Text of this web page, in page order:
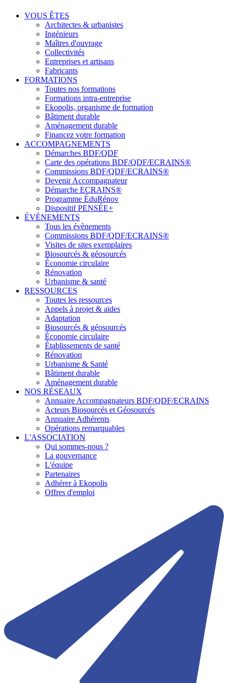
VOUS ÊTES
Architectes & urbanistes
Ingénieurs
Maîtres d'ouvrage
Collectivités
Entreprises et artisans
Fabricants
FORMATIONS
Toutes nos formations
Formations intra-entreprise
Ekopolis, organisme de formation
Bâtiment durable
Aménagement durable
Financez votre formation
ACCOMPAGNEMENTS
Démarches BDF/QDF
Carte des opérations BDF/QDF/ECRAINS®
Commissions BDF/QDF/ECRAINS®
Devenir Accompagnateur
Démarche ECRAINS®
Programme ÉduRénov
Dispositif PENSÉE+
ÉVÉNEMENTS
Tous les évènements
Commissions BDF/QDF/ECRAINS®
Visites de sites exemplaires
Biosourcés & géosourcés
Économie circulaire
Rénovation
Urbanisme & santé
RESSOURCES
Toutes les ressources
Appels à projet & aides
Adaptation
Biosourcés & géosourcés
Économie circulaire
Établissements de santé
Rénovation
Urbanisme & Santé
Bâtiment durable
Aménagement durable
NOS RÉSEAUX
Annuaire Accompagnateurs BDF/QDF/ECRAINS
Acteurs Biosourcés et Géosourcés
Annuaire Adhérents
Opérations remarquables
L'ASSOCIATION
Qui sommes-nous ?
La gouvernance
L'équipe
Partenaires
Adhérer à Ekopolis
Offres d'emploi